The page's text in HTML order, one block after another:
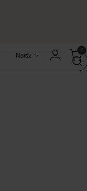
Norsk
0